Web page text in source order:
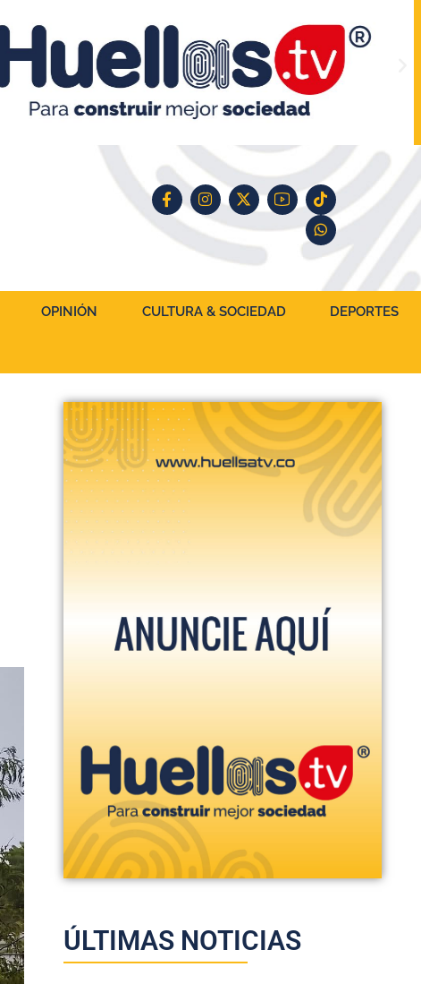
OPINIÓN CULTURA & SOCIEDAD DEPORTES
ÚLTIMAS NOTICIAS